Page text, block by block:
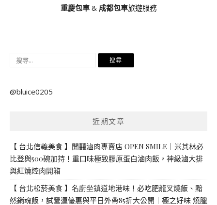
重慶包車& 成都包車旅遊服務
搜
鍵
@bluice0205
近期文章
【 台北信義美食 】開囍滷肉專賣店 OPEN SMILE｜米其林必
比登與500碗加持！重口味極致膠原蛋白滷肉飯，神級滷大排
與紅燒焢肉開箱
【 台北松菸美食 】名廚坐鎮道地港味！必吃肥龍叉燒飯、黯
然銷魂飯，試營運優惠與平日外帶85折大公開｜極之好味 燒臘